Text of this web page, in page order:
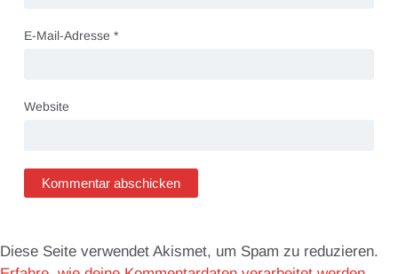
E-Mail-Adresse *
Website
Diese Seite verwendet Akismet, um Spam zu reduzieren.